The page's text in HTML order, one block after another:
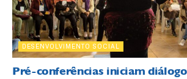
DESENVOLVIMENTO SOCIAL
Pré-conferências iniciam